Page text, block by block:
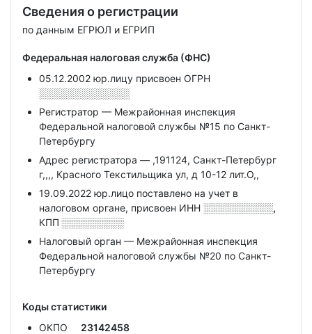
Сведения о регистрации
по данным ЕГРЮЛ и ЕГРИП
Федеральная налоговая служба (ФНС)
05.12.2002 юр.лицу присвоен ОГРН
░░░░░░░░░░░░░
Регистратор — Межрайонная инспекция
Федеральной налоговой службы №15 по Санкт-
Петербургу
Адрес регистратора — ,191124, Санкт-Петербург
г,,,, Красного Текстильщика ул, д 10-12 лит.О,,
19.09.2022 юр.лицо поставлено на учет в
налоговом органе, присвоен ИНН ░░░░░░░░░░,
КПП ░░░░░░░░░
Налоговый орган — Межрайонная инспекция
Федеральной налоговой службы №20 по Санкт-
Петербургу
Коды статистики
ОКПО
23142458